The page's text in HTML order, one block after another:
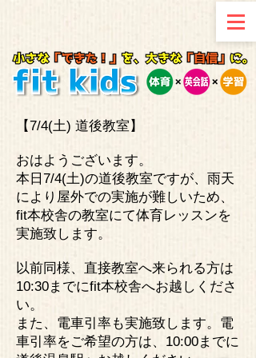
【7/4(土) 道後教室】
おはようございます。
本日7/4(土)の道後教室ですが、雨天
により屋外での実施が難しいため、
fit本校舎の教室にて体育レッスンを
実施致します。
以前同様、直接教室へ来られる方は
10:30までにfit本校舎へお越しくださ
い。
また、電車引率も実施致します。電
車引率をご希望の方は、10:00までに